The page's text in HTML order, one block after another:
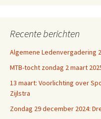
Recente berichten
Algemene Ledenvergadering
MTB-tocht zondag 2 maart
13 maart: Voorlichting over
Zijlstra
Zondag 29 december 2024: